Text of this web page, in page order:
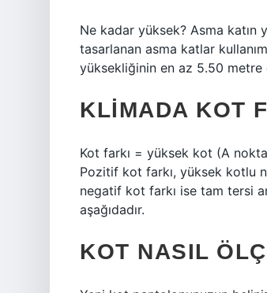
Ne kadar yüksek? Asma katın
tasarlanan asma katlar
yüksekliğinin en az 5.50 metre
KLIMADA KOT
Kot farkı = yüksek kot (A
Pozitif kot farkı, yüksek kotlu
negatif kot farkı ise tam tersi
aşağıdadır.
KOT NASIL